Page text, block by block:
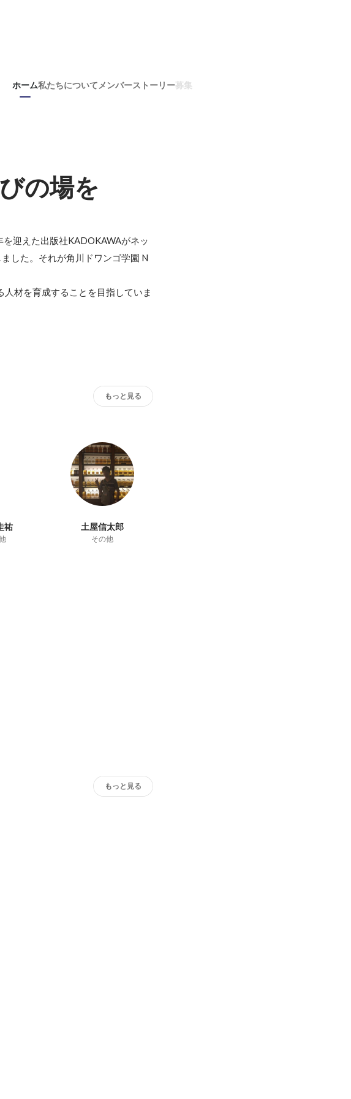
ホーム私たちについて メンバーストーリー募集
の場を
迎えた出版社KADOKAWAがネッ
した。それが角川ドワンゴ学園 N
材を育成することを目指していま
もっと見る
祐 土屋信太郎
その他
もっと見る